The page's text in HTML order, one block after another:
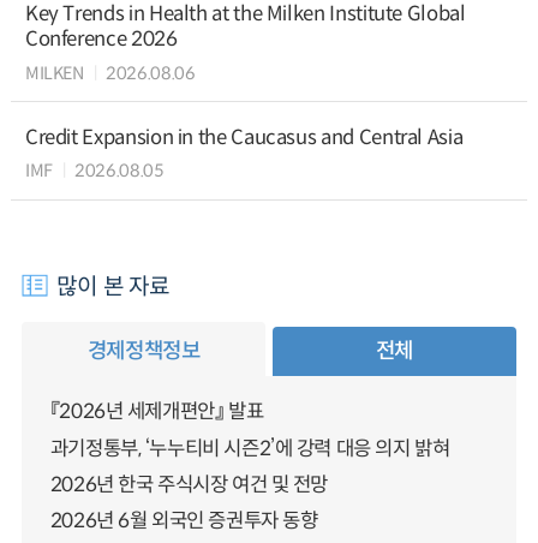
Key Trends in Health at the Milken Institute Global
Conference 2026
MILKEN 2026.08.06
Credit Expansion in the Caucasus and Central Asia
IMF 2026.08.05
많이 본 자료
경제정책정보 전체
『2026년 세제개편안』 발표
과기정통부, ‘누누티비 시즌2’에 강력 대응 의지 밝혀
2026년 한국 주식시장 여건 및 전망
2026년 6월 외국인 증권투자 동향